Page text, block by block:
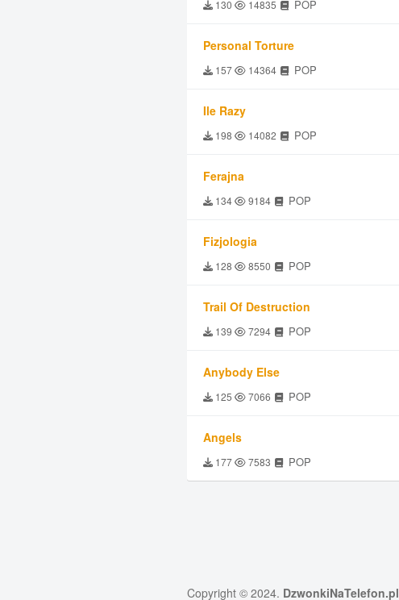
130 14835 POP
Personal Torture
157 14364 POP
Ile Razy
198 14082 POP
Ferajna
134 9184 POP
Fizjologia
128 8550 POP
Trail Of Destruction
139 7294 POP
Anybody Else
125 7066 POP
Angels
177 7583 POP
Copyright © 2024. DzwonkiNaTelefon.pl